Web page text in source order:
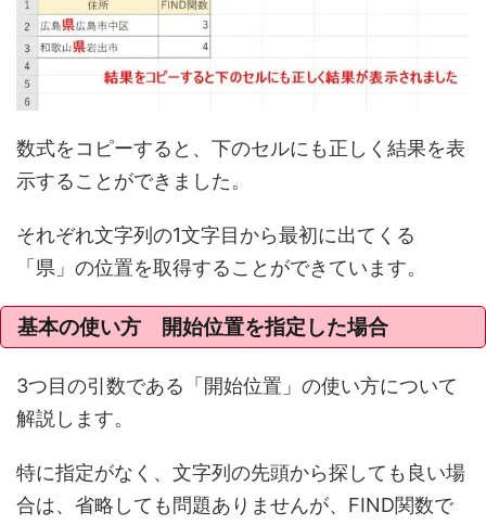
数式をコピーすると、下のセルにも正しく結果を表
示することができました。
それぞれ文字列の1文字目から最初に出てくる
「県」の位置を取得することができています。
基本の使い方 開始位置を指定した場合
3つ目の引数である「開始位置」の使い方について
解説します。
特に指定がなく、文字列の先頭から探しても良い場
合は、省略しても問題ありませんが、FIND関数で